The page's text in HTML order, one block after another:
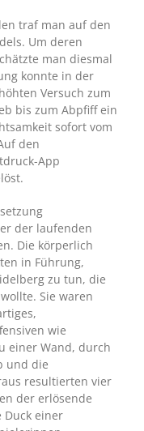
traf man auf den
Um deren
man diesmal
konnte in der
Versuch zum
bis zum Abpfiff ein
sofort vom
den
App
der laufenden
Die körperlich
in Führung,
zu tun, die
Sie waren
wie
einer Wand, durch
und die
resultierten vier
der erlösende
Duck einer